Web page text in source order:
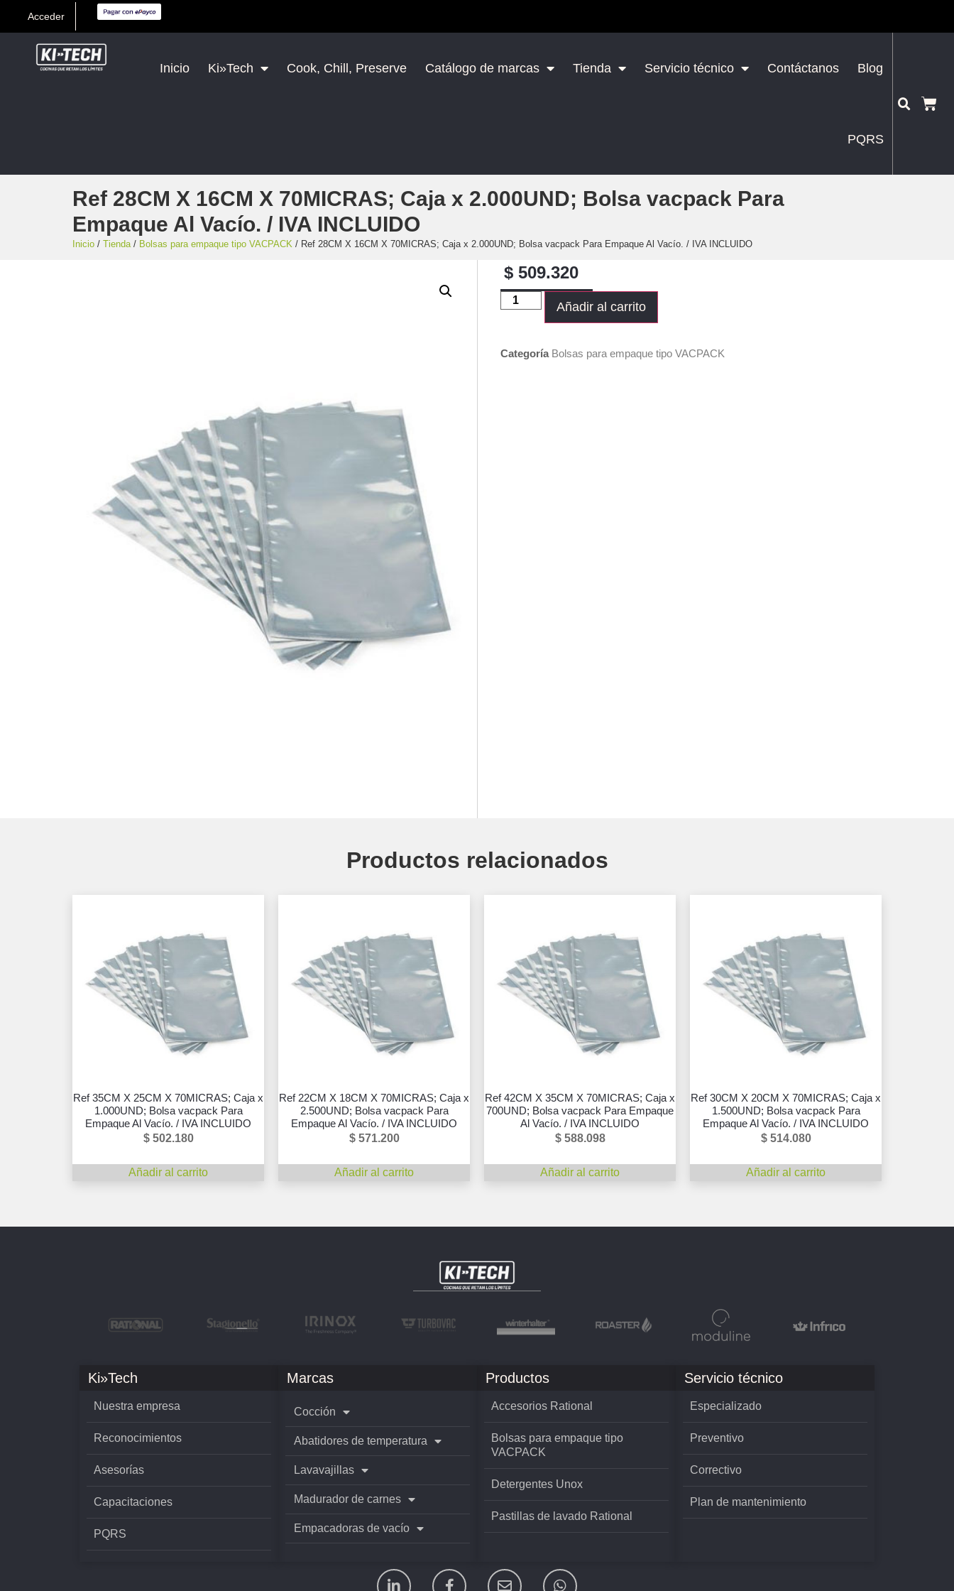
Acceder
Inicio Ki»Tech Cook, Chill, Preserve Catálogo de marcas Tienda Servicio técnico Contáctanos Blog
PQRS
Ref 28CM X 16CM X 70MICRAS; Caja x 2.000UND; Bolsa vacpack Para
Empaque Al Vacío. / IVA INCLUIDO
Inicio / Tienda/ Bolsas para empaque tipo VACPACK / Ref 28CM X 16CM X 70MICRAS; Caja x 2.000UND; Bolsa vacpack Para Empaque Al Vacío. / IVA INCLUIDO
$ 509.320
Añadir al carrito
Categoría Bolsas para empaque tipo VACPACK
Productos relacionados
Ref 35CM X 25CM X 70MICRAS; Caja x
1.000UND; Bolsa vacpack Para
Empaque Al Vacío. / IVA INCLUIDO
$502.180
Añadir al carrito
Ref 22CM X 18CM X 70MICRAS; Caja x
2.500UND; Bolsa vacpack Para
Empaque Al Vacío. / IVA INCLUIDO
$571.200
Añadir al carrito
Ref 42CM X 35CM X 70MICRAS; Caja x
700UND; Bolsa vacpack Para Empaque
Al Vacío. / IVA INCLUIDO
$588.098
Añadir al carrito
Ref 30CM X 20CM X 70MICRAS; Caja x
1.500UND; Bolsa vacpack Para
Empaque Al Vacío. / IVA INCLUIDO
$514.080
Añadir al carrito
Ki»Tech
Nuestra empresa
Reconocimientos
Asesorías
Capacitaciones
PQRS
Marcas
Cocción
Abatidores de temperatura
Lavavajillas
Madurador de carnes
Empacadoras de vacío
Productos
Accesorios Rational
Bolsas para empaque tipo
VACPACK
Detergentes Unox
Pastillas de lavado Rational
Servicio técnico
Especializado
Preventivo
Correctivo
Plan de mantenimiento